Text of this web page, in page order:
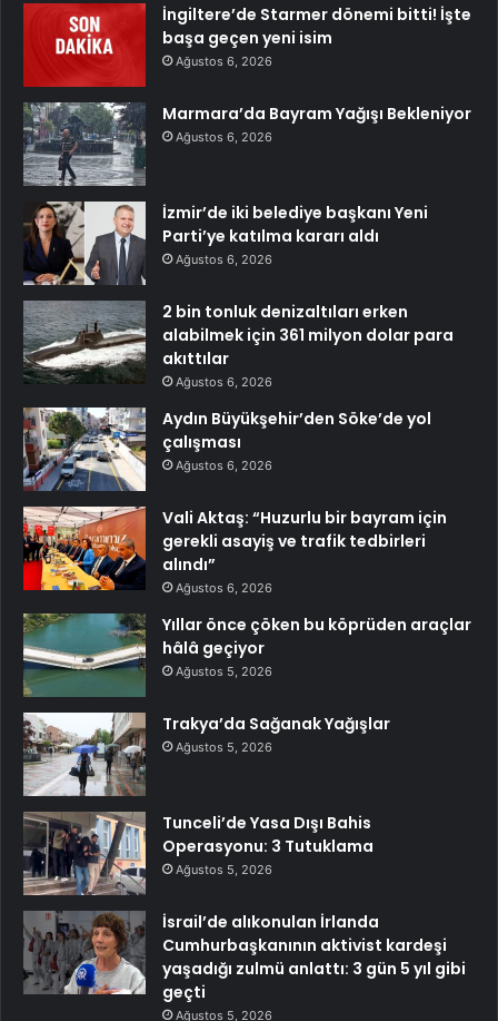
İngiltere’de Starmer dönemi bitti! İşte
başa geçen yeni isim
Ağustos 6, 2026
Marmara’da Bayram Yağışı Bekleniyor
Ağustos 6, 2026
İzmir’de iki belediye başkanı Yeni
Parti’ye katılma kararı aldı
Ağustos 6, 2026
2 bin tonluk denizaltıları erken
alabilmek için 361 milyon dolar para
akıttılar
Ağustos 6, 2026
Aydın Büyükşehir’den Söke’de yol
çalışması
Ağustos 6, 2026
Vali Aktaş: “Huzurlu bir bayram için
gerekli asayiş ve trafik tedbirleri
alındı”
Ağustos 6, 2026
Yıllar önce çöken bu köprüden araçlar
hâlâ geçiyor
Ağustos 5, 2026
Trakya’da Sağanak Yağışlar
Ağustos 5, 2026
Tunceli’de Yasa Dışı Bahis
Operasyonu: 3 Tutuklama
Ağustos 5, 2026
İsrail’de alıkonulan İrlanda
Cumhurbaşkanının aktivist kardeşi
yaşadığı zulmü anlattı: 3 gün 5 yıl gibi
geçti
Ağustos 5, 2026